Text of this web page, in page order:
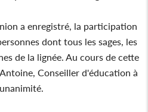
a enregistré, la participation
dont tous les sages, les
de la lignée. Au cours de cette
Conseiller d'éducation à